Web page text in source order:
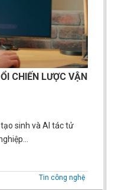
CHIẾN LƯỢC VẬN
sinh và AI tác tử
Tin công nghệ